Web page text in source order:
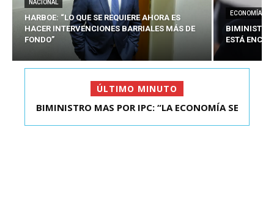
NACIONAL
HARBOE: “LO QUE SE REQUIERE AHORA ES
HACER INTERVENCIONES BARRIALES MÁS DE
FONDO”
ECONOMÍA
BIMINISTRO
ESTÁ
ÚLTIMO MINUTO
KAST SE REUNIÓ CON EL PRESIDENTE ELECTO DE
BIMINISTRO MAS POR IPC: “LA ECONOMÍA SE